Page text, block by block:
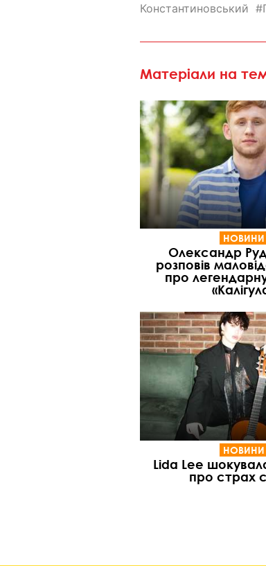
Константиновський
Матеріали на
НОВИНИ
Олександр
розповів
про
НОВИНИ
Lida Lee
про страх